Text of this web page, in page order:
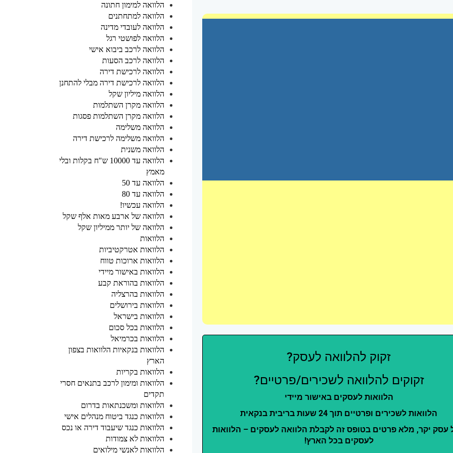
זקוק להלוואה לעסק?
זקוקים להלוואה לשכירים/פרטיים?
הלוואות לעסקים באישור מיידי
הלוואות לשכירים ופרטיים תוך 24 שעות בריבית בנקאית
עסק יקר, מלא פרטים בטופס זה לקבלת הלוואה לעסקים – הלוואות
לעסקים בכל הארץ!
הלוואה למימון חתונה
הלוואה למתחתנים
הלוואה לעובדי מדינה
הלוואה לפושטי רגל
הלוואה לרכב ביבוא אישי
הלוואה לרכב הסעות
הלוואה לרכישת דירה
הלוואה לרכישת דירה מבלי להתחנן
הלוואה מיליון שקל
הלוואה מקרן השתלמות
הלוואה מקרן השתלמות פסגות
הלוואה משלימה
הלוואה משלימה לרכישת דירה
הלוואה משנית
הלוואה עד 10000 ש"ח בקלות ובלי
מאמץ
הלוואה עד 50
הלוואה עד 80
הלוואה עכשיו!
הלוואה של ארבע מאות אלף שקל
הלוואה של יותר ממיליון שקל
הלוואות
הלוואות אטרקטיביות
הלוואות ארוכות טווח
הלוואות באישור מיידי
הלוואות בהוראת קבע
הלוואות בהרצליה
הלוואות בירושלים
הלוואות בישראל
הלוואות בכל סכום
הלוואות בכרמיאל
הלוואות בנקאיות הלוואות בצפון
הארץ
הלוואות בקריות
הלוואות ומימון לרכב בתנאים חסרי
תקדים
הלוואות ומשכנתאות בדרום
הלוואות כנגד ביטוח מנהלים אישי
הלוואות כנגד שיעבוד דירה או נכס
הלוואות לא צמודות
הלוואות לאנשי מילואים